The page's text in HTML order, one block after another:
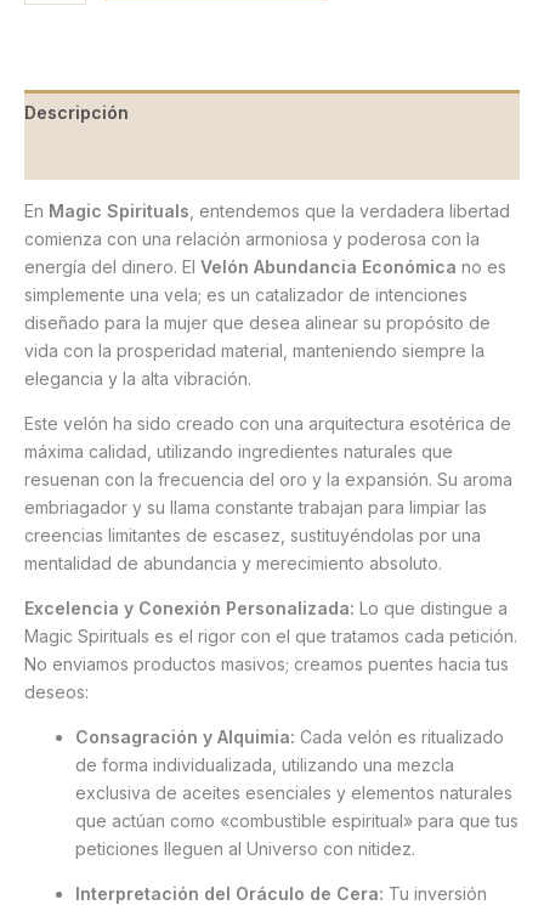
Descripción
En Magic Spirituals , entendemos que la verdadera libertad
comienza con una relación armoniosa y poderosa con la
energía del dinero. El Velón Abundancia Económica no es
simplemente una vela; es un catalizador de intenciones
diseñado para la mujer que desea alinear su propósito de
vida con la prosperidad material, manteniendo siempre la
elegancia y la alta vibración.
Este velón ha sido creado con una arquitectura esotérica de
máxima calidad, utilizando ingredientes naturales que
resuenan con la frecuencia del oro y la expansión. Su aroma
embriagador y su llama constante trabajan para limpiar las
creencias limitantes de escasez, sustituyéndolas por una
mentalidad de abundancia y merecimiento absoluto.
Excelencia y Conexión Personalizada: Lo que distingue a
Magic Spirituals es el rigor con el que tratamos cada petición.
No enviamos productos masivos; creamos puentes hacia tus
deseos:
Consagración y Alquimia: Cada velón es ritualizado
de forma individualizada, utilizando una mezcla
exclusiva de aceites esenciales y elementos naturales
que actúan como «combustible espiritual» para que tus
peticiones lleguen al Universo con nitidez.
Interpretación del Oráculo de Cera: Tu inversión